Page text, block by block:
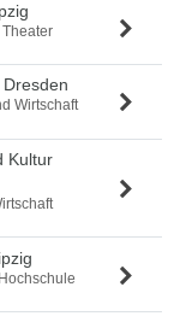
Theater
Wirtschaft
Kultur